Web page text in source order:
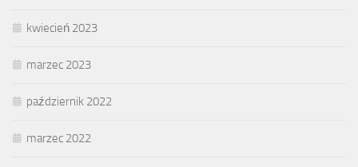
kwiecień 2023
marzec 2023
październik 2022
marzec 2022